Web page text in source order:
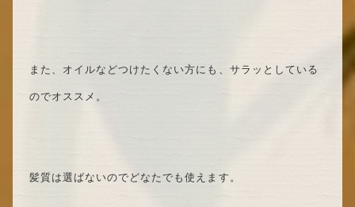
また、オイルなどつけたくない方にも、サラッとしている
のでオススメ。
髪質は選ばないのでどなたでも使えます。